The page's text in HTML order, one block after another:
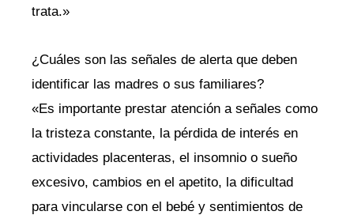
trata.»
¿Cuáles son las señales de alerta que deben
identificar las madres o sus familiares?
«Es importante prestar atención a señales como
la tristeza constante, la pérdida de interés en
actividades placenteras, el insomnio o sueño
excesivo, cambios en el apetito, la dificultad
para vincularse con el bebé y sentimientos de